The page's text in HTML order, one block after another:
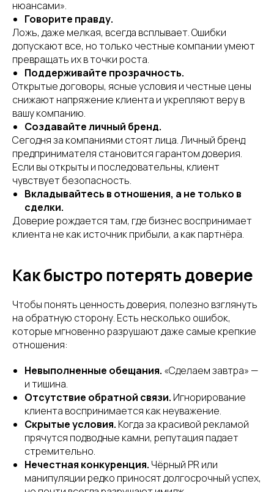
нюансами».
Говорите правду.
Ложь, даже мелкая, всегда всплывает. Ошибки
допускают все, но только честные компании умеют
превращать их в точки роста.
Поддерживайте прозрачность.
Открытые договоры, ясные условия и честные цены
снижают напряжение клиента и укрепляют веру в
вашу компанию.
Создавайте личный бренд.
Сегодня за компаниями стоят лица. Личный бренд
предпринимателя становится гарантом доверия.
Если вы открыты и последовательны, клиент
чувствует безопасность.
Вкладывайтесь в отношения, а не только в
сделки.
Доверие рождается там, где бизнес воспринимает
клиента не как источник прибыли, а как партнёра.
Как быстро потерять доверие
Чтобы понять ценность доверия, полезно взглянуть
на обратную сторону. Есть несколько ошибок,
которые мгновенно разрушают даже самые крепкие
отношения:
Невыполненные обещания. «Сделаем завтра» —
и тишина.
Отсутствие обратной связи. Игнорирование
клиента воспринимается как неуважение.
Скрытые условия. Когда за красивой рекламой
прячутся подводные камни, репутация падает
стремительно.
Нечестная конкуренция. Чёрный PR или
манипуляции редко приносят долгосрочный успех,